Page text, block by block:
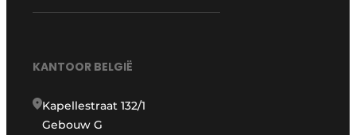
KANTOOR BELGIË
Kapellestraat 132/1
Gebouw G